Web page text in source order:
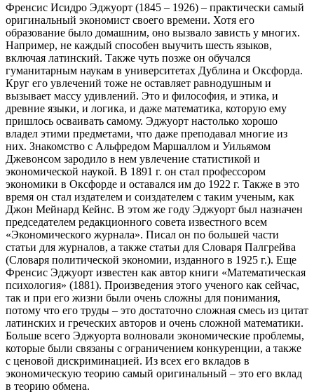
Френсис Исидро Эджуорт (1845 – 1926) – практически самый
оригинальный экономист своего времени. Хотя его
образование было домашним, оно вызвало зависть у многих.
Например, не каждый способен выучить шесть языков,
включая латинский. Также чуть позже он обучался
гуманитарным наукам в университетах Дублина и Оксфорда.
Круг его увлечений тоже не оставляет равнодушным и
вызывает массу удивлений. Это и философия, и этика, и
древние языки, и логика, и даже математика, которую ему
пришлось осваивать самому. Эджуорт настолько хорошо
владел этими предметами, что даже преподавал многие из
них. Знакомство с Альфредом Маршаллом и Уильямом
Джевонсом зародило в нем увлечение статистикой и
экономической наукой. В 1891 г. он стал профессором
экономики в Оксфорде и оставался им до 1922 г. Также в это
время он стал издателем и соиздателем с таким ученым, как
Джон Мейнард Кейнс. В этом же году Эджуорт был назначен
председателем редакционного совета известного всем
«Экономического журнала». Писал он по большей части
статьи для журналов, а также статьи для Словаря Палгрейва
(Словаря политической экономии, изданного в 1925 г.). Еще
Френсис Эджуорт известен как автор книги «Математическая
психология» (1881). Произведения этого ученого как сейчас,
так и при его жизни были очень сложны для понимания,
потому что его труды – это достаточно сложная смесь из цитат
латинских и греческих авторов и очень сложной математики.
Больше всего Эджуорта волновали экономические проблемы,
которые были связаны с ограничением конкуренции, а также
с ценовой дискриминацией. Из всех его вкладов в
экономическую теорию самый оригинальный – это его вклад
в теорию обмена.